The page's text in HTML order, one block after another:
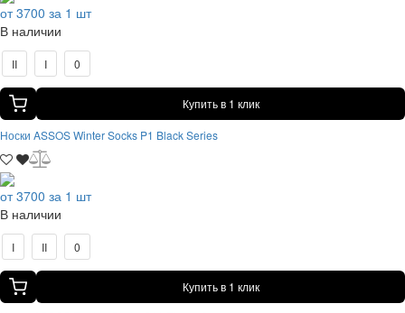
от 3700 за 1 шт
В наличии
II I 0
Купить в 1 клик
Носки ASSOS Winter Socks P1 Black Series
от 3700 за 1 шт
В наличии
I II 0
Купить в 1 клик